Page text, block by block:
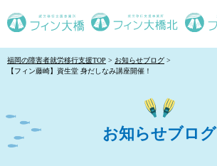
福岡の障害者就労移行支援TOP
お知らせブログ
【フィン藤崎】資生堂 身だしなみ講座開催！
お知らせブログ